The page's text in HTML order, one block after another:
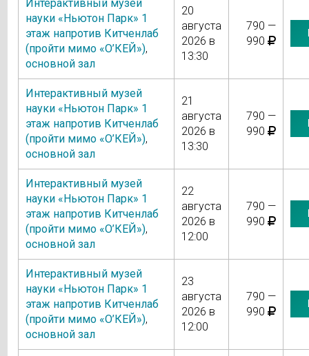
Интерактивный музей
науки «Ньютон Парк» 1
этаж напротив Китченлаб
(пройти мимо «О’КЕЙ»),
основной зал
20
августа
2026 в
13:30
790 —
990
Интерактивный музей
науки «Ньютон Парк» 1
этаж напротив Китченлаб
(пройти мимо «О’КЕЙ»),
основной зал
21
августа
2026 в
13:30
790 —
990
Интерактивный музей
науки «Ньютон Парк» 1
этаж напротив Китченлаб
(пройти мимо «О’КЕЙ»),
основной зал
22
августа
2026 в
12:00
790 —
990
Интерактивный музей
науки «Ньютон Парк» 1
этаж напротив Китченлаб
(пройти мимо «О’КЕЙ»),
основной зал
23
августа
2026 в
12:00
790 —
990